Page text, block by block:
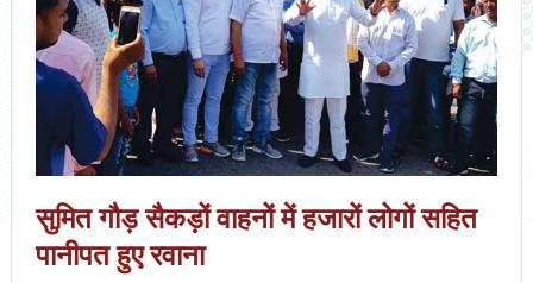
सुमित गौड़ सैकड़ों वाहनों में हजारों लोगों सहित
पानीपत हुए रवाना